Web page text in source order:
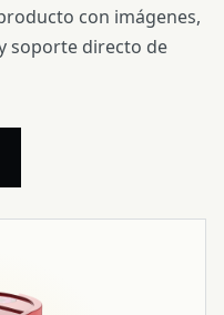
con imágenes,
soporte directo de